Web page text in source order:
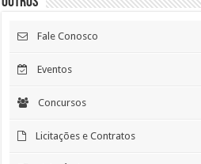
Fale Conosco
Eventos
Concursos
Licitações e Contratos